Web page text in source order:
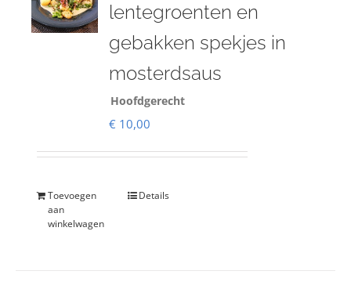
lentegroenten en
gebakken spekjes in
mosterdsaus
Hoofdgerecht
€ 10,00
Toevoegen
aan
winkelwagen
Details